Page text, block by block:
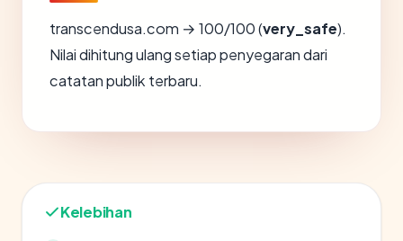
transcendusa.com → 100/100 (very_safe).
Nilai dihitung ulang setiap penyegaran dari
catatan publik terbaru.
Kelebihan